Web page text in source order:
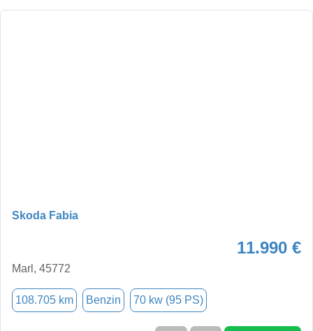
Skoda Fabia
11.990 €
Marl, 45772
108.705 km Benzin 70 kw (95 PS)